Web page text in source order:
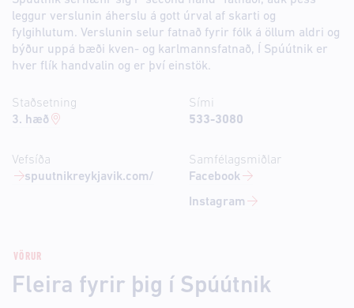
leggur verslunin áherslu á gott úrval af skarti og
fylgihlutum. Verslunin selur fatnað fyrir fólk á öllum aldri og
býður uppá bæði kven- og karlmannsfatnað, Í Spúútnik er
hver flík handvalin og er því einstök.
Staðsetning
3. hæð
Vefsíða
spuutnikreykjavik.com/
Sími
533-3080
Samfélagsmiðlar
Facebook
Instagram
VÖRUR
Fleira fyrir þig í Spúútnik